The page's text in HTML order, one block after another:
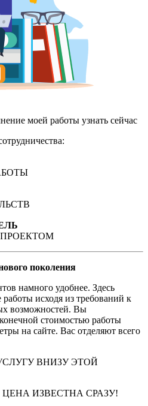
моей работы узнать сейчас
поколения
намного удобнее. Здесь
исходя из требований к
возможностей. Вы
стоимостью работы
на сайте. Вас отделяют всего
ВНИЗУ ЭТОЙ
ИЗВЕСТНА СРАЗУ!